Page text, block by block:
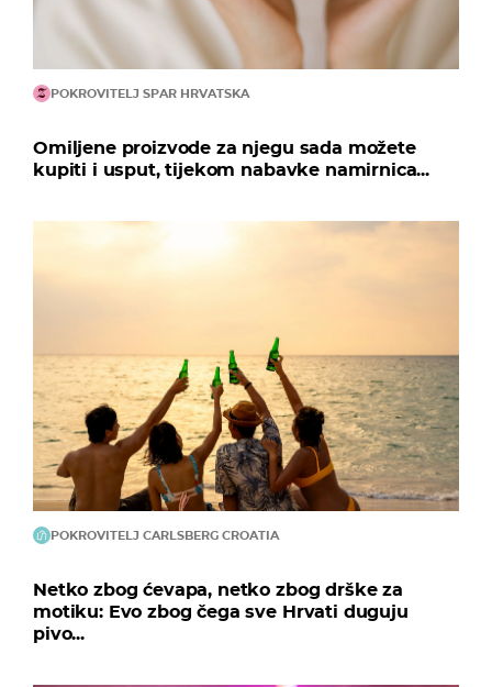
POKROVITELJ SPAR HRVATSKA
Omiljene proizvode za njegu sada možete
kupiti i usput, tijekom nabavke namirnica...
POKROVITELJ CARLSBERG CROATIA
Netko zbog ćevapa, netko zbog drške za
motiku: Evo zbog čega sve Hrvati duguju
pivo...